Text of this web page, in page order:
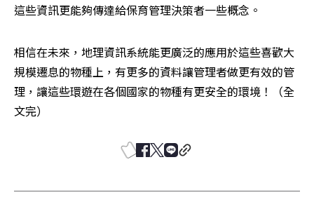
這些資訊更能夠傳達給保育管理決策者一些概念。
相信在未來，地理資訊系統能更廣泛的應用於這些喜歡大
規模遷息的物種上，有更多的資料讓管理者做更有效的管
理，讓這些環遊在各個國家的物種有更安全的環境！（全
文完）